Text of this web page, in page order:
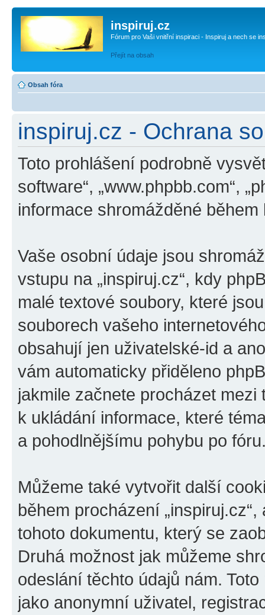
inspiruj.cz
Fórum pro Vaši vnitřní inspiraci - Inspiruj a nech se
Přejít na obsah
Obsah fóra
inspiruj.cz - Ochrana
Toto prohlášení podrobně
software“, „www.phpbb.com“,
informace shromážděné
Vaše osobní údaje jsou
vstupu na „inspiruj.cz“, kdy
malé textové soubory, které
souborech vašeho
obsahují jen uživatelské-id a
vám automaticky přiděleno
jakmile začnete procházet mezi
k ukládání informace, které
a pohodlnějšímu pohybu po
Můžeme také vytvořit další
během procházení
tohoto dokumentu, který se
Druhá možnost jak můžeme
odeslání těchto údajů nám.
jako anonymní uživatel,